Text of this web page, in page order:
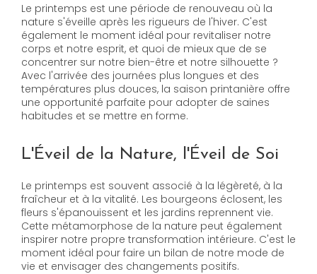
Le printemps est une période de renouveau où la
nature s'éveille après les rigueurs de l'hiver. C'est
également le moment idéal pour revitaliser notre
corps et notre esprit, et quoi de mieux que de se
concentrer sur notre bien-être et notre silhouette ?
Avec l'arrivée des journées plus longues et des
températures plus douces, la saison printanière offre
une opportunité parfaite pour adopter de saines
habitudes et se mettre en forme.
L'Éveil de la Nature, l'Éveil de Soi
Le printemps est souvent associé à la légèreté, à la
fraîcheur et à la vitalité. Les bourgeons éclosent, les
fleurs s'épanouissent et les jardins reprennent vie.
Cette métamorphose de la nature peut également
inspirer notre propre transformation intérieure. C'est le
moment idéal pour faire un bilan de notre mode de
vie et envisager des changements positifs.